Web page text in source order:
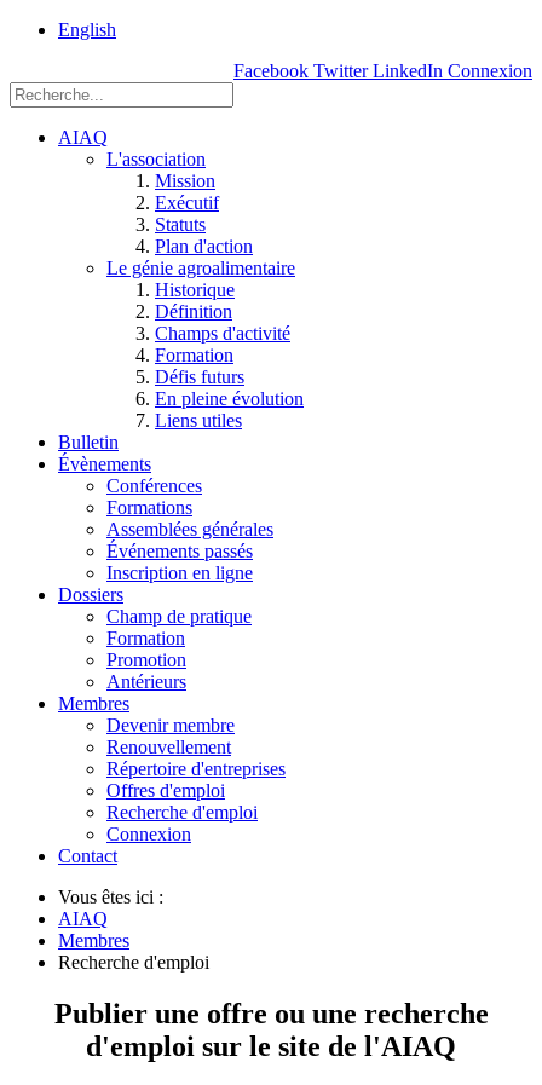
English
Facebook Twitter LinkedIn Connexion
AIAQ
L'association
Mission
Exécutif
Statuts
Plan d'action
Le génie agroalimentaire
Historique
Définition
Champs d'activité
Formation
Défis futurs
En pleine évolution
Liens utiles
Bulletin
Évènements
Conférences
Formations
Assemblées générales
Événements passés
Inscription en ligne
Dossiers
Champ de pratique
Formation
Promotion
Antérieurs
Membres
Devenir membre
Renouvellement
Répertoire d'entreprises
Offres d'emploi
Recherche d'emploi
Connexion
Contact
Vous êtes ici :
AIAQ
Membres
Recherche d'emploi
Publier une offre ou une recherche
d'emploi sur le site de l'AIAQ
Einstein, Québec
G1P